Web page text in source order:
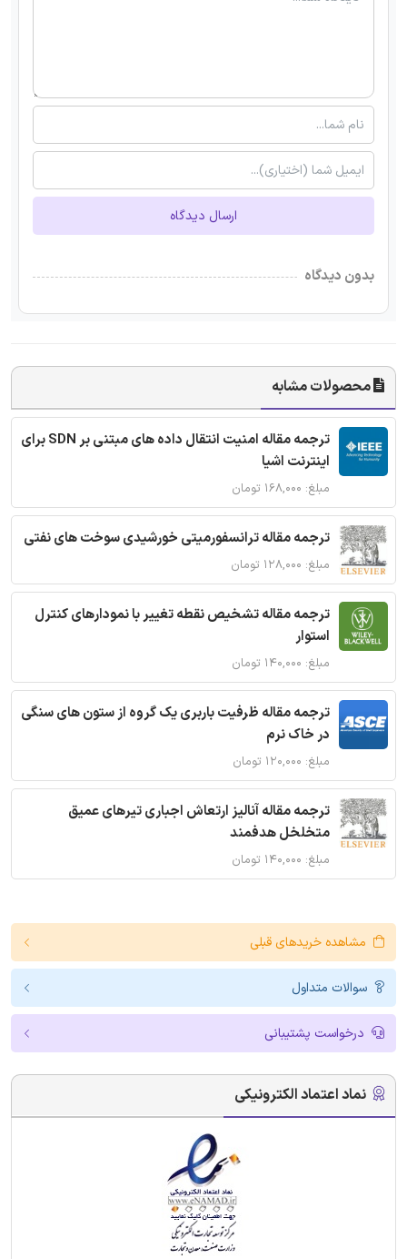
ارسال دیدگاه
بدون دیدگاه
محصولات مشابه
ترجمه مقاله امنیت انتقال داده های مبتنی بر SDN برای
اینترنت اشیا
مبلغ: ۱۶۸,۰۰۰ تومان
ترجمه مقاله ترانسفورمیتی خورشیدی سوخت های نفتی
مبلغ: ۱۲۸,۰۰۰ تومان
ترجمه مقاله تشخیص نقطه تغییر با نمودارهای کنترل
استوار
مبلغ: ۱۴۰,۰۰۰ تومان
ترجمه مقاله ظرفیت باربری یک گروه از ستون های سنگی
در خاک نرم
مبلغ: ۱۲۰,۰۰۰ تومان
ترجمه مقاله آنالیز ارتعاش اجباری تیرهای عمیق
متخلخل هدفمند
مبلغ: ۱۴۰,۰۰۰ تومان
مشاهده خریدهای قبلی
سوالات متداول
درخواست پشتیبانی
نماد اعتماد الکترونیکی